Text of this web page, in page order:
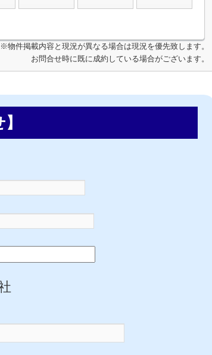
※物件掲載内容と現況が異なる場合は現況を優先致します。
お問合せ時に既に成約している場合がございます。